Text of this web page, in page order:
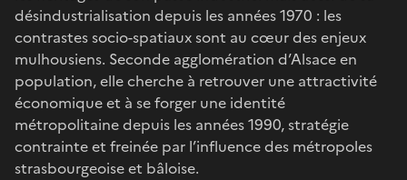
désindustrialisation depuis les années 1970 : les
contrastes socio-spatiaux sont au cœur des enjeux
mulhousiens. Seconde agglomération d’Alsace en
population, elle cherche à retrouver une attractivité
économique et à se forger une identité
métropolitaine depuis les années 1990, stratégie
contrainte et freinée par l’influence des métropoles
strasbourgeoise et bâloise.